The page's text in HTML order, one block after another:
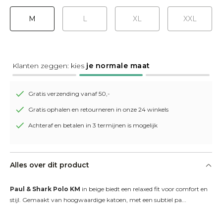
M L XL XXL
Klanten zeggen: kies je normale maat
Gratis verzending vanaf 50,-
Gratis ophalen en retourneren in onze 24 winkels
Achteraf en betalen in 3 termijnen is mogelijk
Alles over dit product
Paul & Shark Polo KM in beige biedt een relaxed fit voor comfort en
stijl. Gemaakt van hoogwaardige katoen, met een subtiel pa...